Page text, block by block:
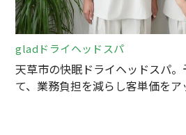
gladドライヘッドスパ
天草市の快眠ドライヘッドスパ
て、業務負担を減らし客単価をア